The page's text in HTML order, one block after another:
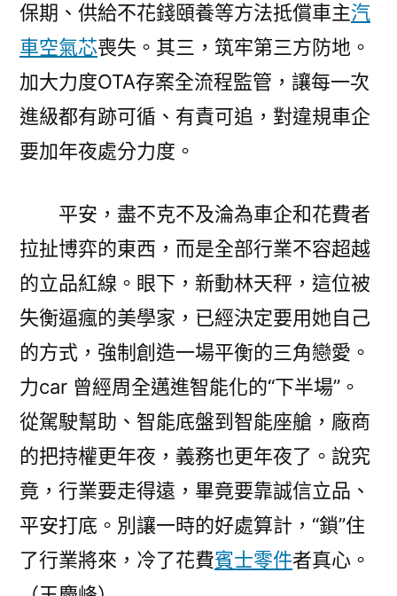
保期、供給不花錢頤養等方法抵償車主汽
車空氣芯喪失。其三，筑牢第三方防地。
加大力度OTA存案全流程監管，讓每一次
進級都有跡可循、有責可追，對違規車企
要加年夜處分力度。
平安，盡不克不及淪為車企和花費者
拉扯博弈的東西，而是全部行業不容超越
的立品紅線。眼下，新動林天秤，這位被
失衡逼瘋的美學家，已經決定要用她自己
的方式，強制創造一場平衡的三角戀愛。
力car 曾經周全邁進智能化的“下半場”。
從駕駛幫助、智能底盤到智能座艙，廠商
的把持權更年夜，義務也更年夜了。說究
竟，行業要走得遠，畢竟要靠誠信立品、
平安打底。別讓一時的好處算計，“鎖”住
了行業將來，冷了花費賓士零件者真心。